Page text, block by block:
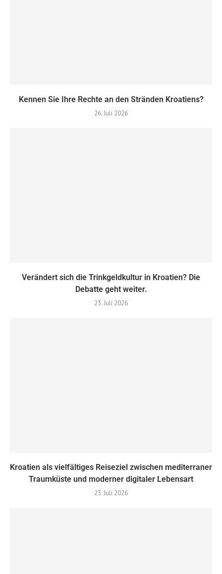
Kennen Sie Ihre Rechte an den Stränden Kroatiens?
26. Juli 2026
Verändert sich die Trinkgeldkultur in Kroatien? Die
Debatte geht weiter.
23. Juli 2026
Kroatien als vielfältiges Reiseziel zwischen mediterraner
Traumküste und moderner digitaler Lebensart
23. Juli 2026